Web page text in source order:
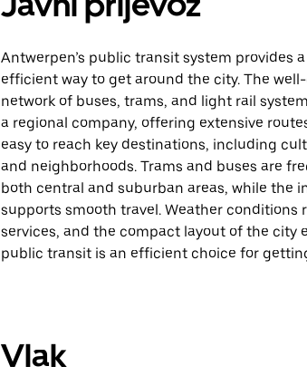
Antwerpen’s public transit system provides
efficient way to get around the city. The
network of buses, trams, and light rail
a regional company, offering extensive
easy to reach key destinations, including
and neighborhoods. Trams and buses are
both central and suburban areas, while the
supports smooth travel. Weather conditions
services, and the compact layout of the city
public transit is an efficient choice for
Vlak